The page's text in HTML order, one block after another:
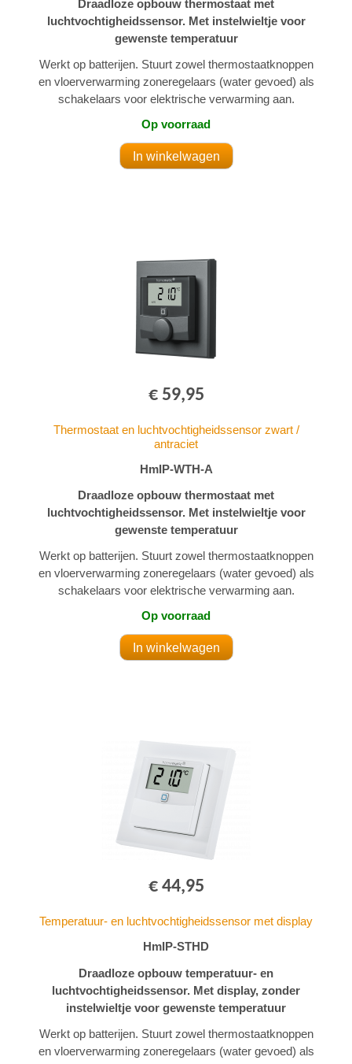
Draadloze opbouw thermostaat met
luchtvochtigheidssensor. Met instelwieltje voor
gewenste temperatuur
Werkt op batterijen. Stuurt zowel thermostaatknoppen
en vloerverwarming zoneregelaars (water gevoed) als
schakelaars voor elektrische verwarming aan.
Op voorraad
€ 59,95
Thermostaat en luchtvochtigheidssensor zwart /
antraciet
HmIP-WTH-A
Draadloze opbouw thermostaat met
luchtvochtigheidssensor. Met instelwieltje voor
gewenste temperatuur
Werkt op batterijen. Stuurt zowel thermostaatknoppen
en vloerverwarming zoneregelaars (water gevoed) als
schakelaars voor elektrische verwarming aan.
Op voorraad
€ 44,95
Temperatuur- en luchtvochtigheidssensor met display
HmIP-STHD
Draadloze opbouw temperatuur- en
luchtvochtigheidssensor. Met display, zonder
instelwieltje voor gewenste temperatuur
Werkt op batterijen. Stuurt zowel thermostaatknoppen
en vloerverwarming zoneregelaars (water gevoed) als